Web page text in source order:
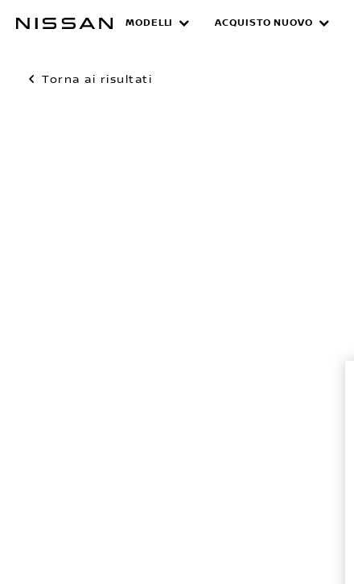
MODELLI ACQUISTO NUOVO
Torna ai risultati